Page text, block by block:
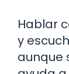
Hablar
y
aunque